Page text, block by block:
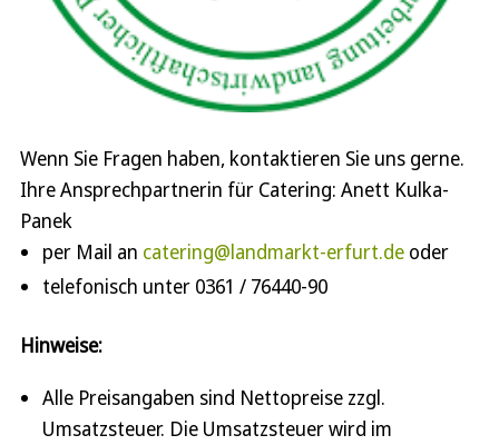
Wenn Sie Fragen haben, kontaktieren Sie uns gerne.
Ihre Ansprechpartnerin für Catering: Anett Kulka-
Panek
per Mail an catering@landmarkt-erfurt.deoder
telefonisch unter 0361 / 76440-90
Hinweise:
Alle Preisangaben sind Nettopreise zzgl.
Umsatzsteuer. Die Umsatzsteuer wird im